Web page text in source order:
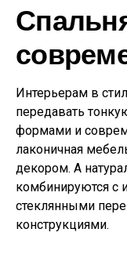
Интерьерам в
передавать
формами и
лаконичная
декором. А
комбинируются с
стеклянными
конструкциями.